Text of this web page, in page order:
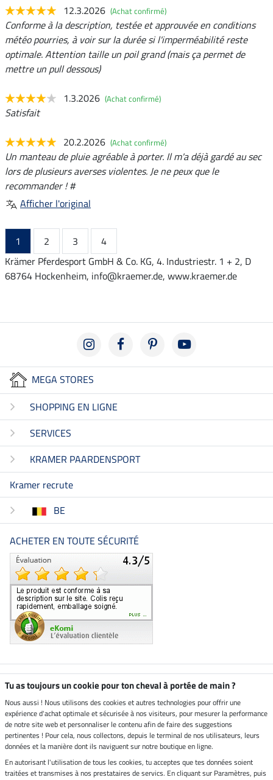
12.3.2026 (Achat confirmé)
Conforme à la description, testée et approuvée en conditions
météo pourries, à voir sur la durée si l'imperméabilité reste
optimale. Attention taille un poil grand (mais ça permet de
mettre un pull dessous)
1.3.2026 (Achat confirmé)
Satisfait
20.2.2026 (Achat confirmé)
Un manteau de pluie agréable à porter. Il m'a déjà gardé au sec
lors de plusieurs averses violentes. Je ne peux que le
recommander ! #
Afficher l'original
1 2 3
4
Krämer Pferdesport GmbH & Co. KG, 4. Industriestr. 1 + 2, D
68764 Hockenheim, info@kraemer.de, www.kraemer.de
MEGA STORES
SHOPPING EN LIGNE
SERVICES
KRAMER PAARDENSPORT
Kramer recrute
BE
ACHETER EN TOUTE SÉCURITÉ
Boutique climatiquement
Livraison par
Paiement sécurisé
Tu as toujours un cookie pour ton cheval à portée de main ?
Nous aussi ! Nous utilisons des cookies et autres technologies pour offrir une
expérience d'achat optimale et sécurisée à nos visiteurs, pour mesurer la performance
de notre site web et personnaliser le contenu afin de faire des suggestions
pertinentes ! Pour cela, nous collectons, depuis le terminal de nos utilisateurs, leurs
données et la manière dont ils naviguent sur notre boutique en ligne.
En autorisant l'utilisation de tous les cookies, tu acceptes que tes données soient
traitées et transmises à nos prestataires de servics. En cliquant sur Paramètres, puis